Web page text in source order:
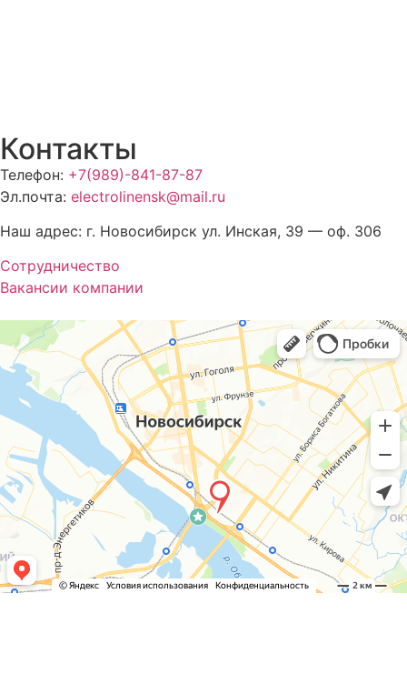
Контакты
Телефон: +7(989)-841-87-87
Эл.почта: electrolinensk@mail.ru
Наш адрес: г. Новосибирск ул. Инская, 39 — оф. 306
Сотрудничество
Вакансии компании